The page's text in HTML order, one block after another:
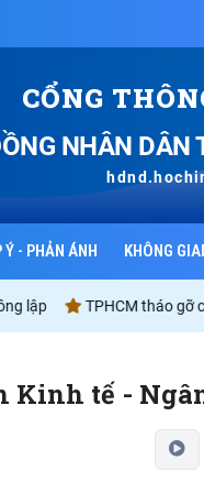
CỔNG
NHÂN DÂN
Ý - PHẢN ÁNH KHÔNG
TPHCM tháo gỡ các
Kinh tế -